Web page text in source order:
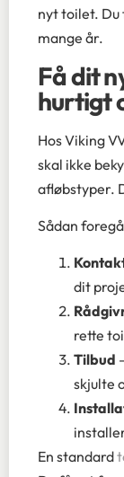
nyt toilet.
mange år.
Få dit
hurtigt
Hos Viking
skal ikke
afløbstyper.
Sådan
dit
rette
Tilbud
skjulte
En standard